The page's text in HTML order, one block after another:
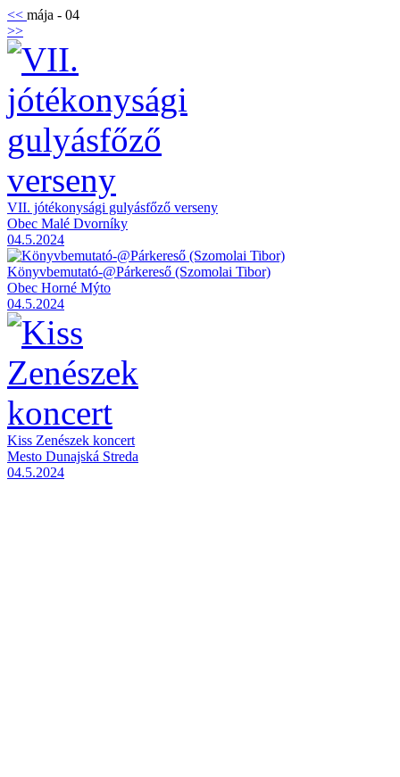
<< mája - 04
>>
VII. jótékonysági gulyásfőző verseny
Obec Malé Dvorníky
04.5.2024
Könyvbemutató-@Párkereső (Szomolai Tibor)
Obec Horné Mýto
04.5.2024
Kiss Zenészek koncert
Mesto Dunajská Streda
04.5.2024